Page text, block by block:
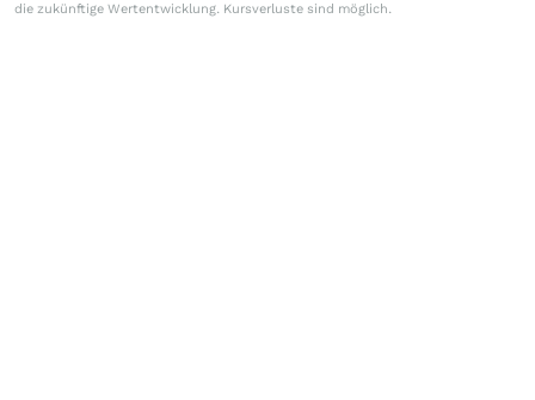
die zukünftige Wertentwicklung. Kursverluste sind möglich.